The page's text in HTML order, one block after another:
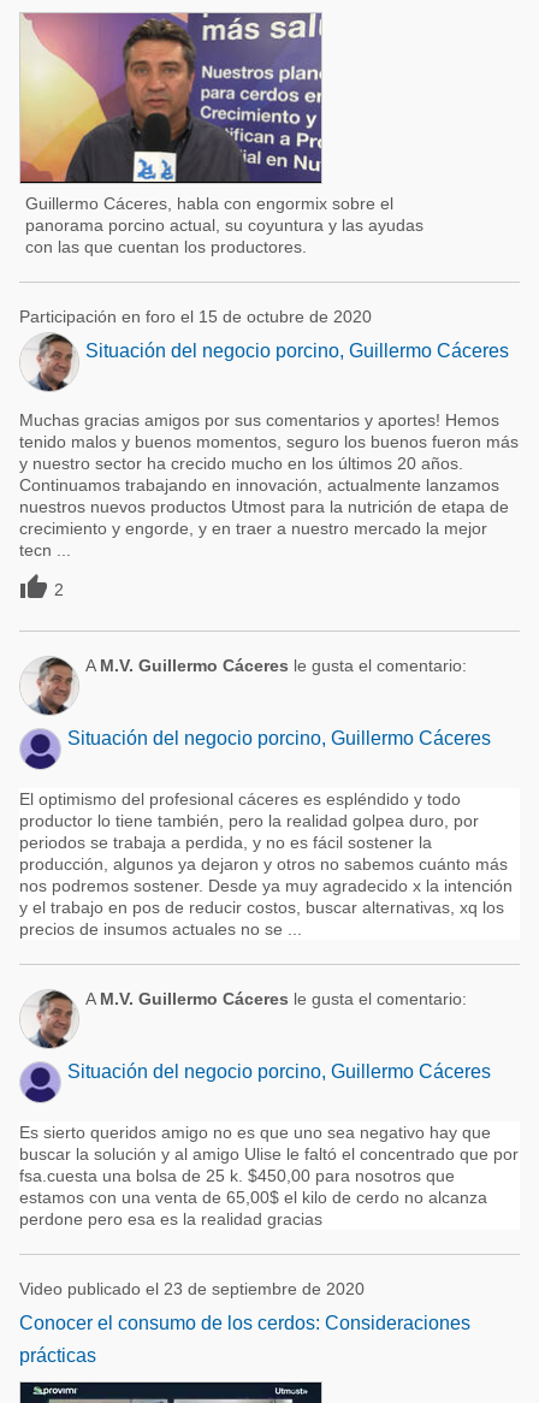
Guillermo Cáceres, habla con engormix sobre el
panorama porcino actual, su coyuntura y las ayudas
con las que cuentan los productores.
Participación en foro el 15 de octubre de 2020
Situación del negocio porcino, Guillermo Cáceres
Muchas gracias amigos por sus comentarios y aportes! Hemos
tenido malos y buenos momentos, seguro los buenos fueron más
y nuestro sector ha crecido mucho en los últimos 20 años.
Continuamos trabajando en innovación, actualmente lanzamos
nuestros nuevos productos Utmost para la nutrición de etapa de
crecimiento y engorde, y en traer a nuestro mercado la mejor
tecn ...
 2
A M.V. Guillermo Cáceres le gusta el comentario:
Situación del negocio porcino, Guillermo Cáceres
El optimismo del profesional cáceres es espléndido y todo
productor lo tiene también, pero la realidad golpea duro, por
periodos se trabaja a perdida, y no es fácil sostener la
producción, algunos ya dejaron y otros no sabemos cuánto más
nos podremos sostener. Desde ya muy agradecido x la intención
y el trabajo en pos de reducir costos, buscar alternativas, xq los
precios de insumos actuales no se ...
A M.V. Guillermo Cáceres le gusta el comentario:
Situación del negocio porcino, Guillermo Cáceres
Es sierto queridos amigo no es que uno sea negativo hay que
buscar la solución y al amigo Ulise le faltó el concentrado que por
fsa.cuesta una bolsa de 25 k. $450,00 para nosotros que
estamos con una venta de 65,00$ el kilo de cerdo no alcanza
perdone pero esa es la realidad gracias
Video publicado el 23 de septiembre de 2020
Conocer el consumo de los cerdos: Consideraciones
prácticas